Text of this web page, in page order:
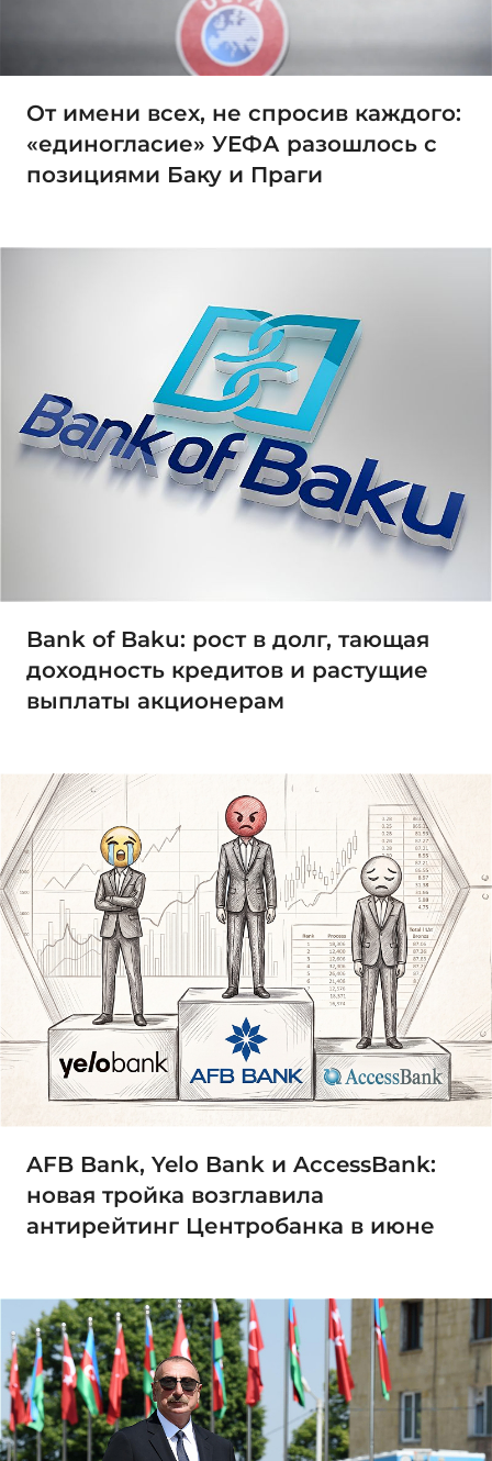
От имени всех, не спросив каждого:
«единогласие» УЕФА разошлось с
позициями Баку и Праги
Bank of Baku: рост в долг, тающая
доходность кредитов и растущие
выплаты акционерам
AFB Bank, Yelo Bank и AccessBank:
новая тройка возглавила
антирейтинг Центробанка в июне